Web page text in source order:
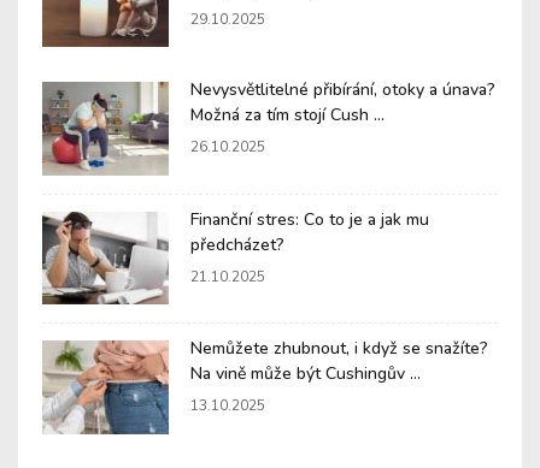
29.10.2025
Nevysvětlitelné přibírání, otoky a únava?
Možná za tím stojí Cush ...
26.10.2025
Finanční stres: Co to je a jak mu
předcházet?
21.10.2025
Nemůžete zhubnout, i když se snažíte?
Na vině může být Cushingův ...
13.10.2025